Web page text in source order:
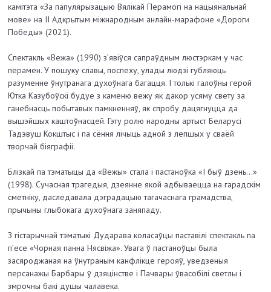
камітэта «За папулярызацыю Вялікай Перамогі на нацыянальнай
мове» на II Адкрытым міжнародным анлайн-марафоне «Дороги
Победы» (2021).
Спектакль «Вежа» (1990) з’явіўся сапраўдным люстэркам у час
перамен. У пошуку славы, поспеху, улады людзі губляюць
разуменне ўнутранага духоўнага багацця. І толькі галоўныгерой
Ютка Казубоўскі будуе з каменю вежу як дакор усяму свету за
ганебнасцьпобытавых памкненняў, як спробу дацягнуцца да
вышэйшых каштоўнасцей. Гэту ролю народны артыст Беларусі
Тадэвуш Кокштыс і па сёння лічыць адной з лепшых у сваёй
творчай біяграфіі.
Блізкай па тэматыцы да «Вежы» стала і пастаноўка «І быў дзень…»
(1998). Сучасная трагедыя, дзеянне якой адбываецца на гарадскім
сметніку, даследавала дэградацыю тагачаснага грамадства,
прычыны глыбокага духоўнага заняпаду.
З гістарычнай тэматыкі Дударава коласаўцы паставілі спектакль па
п’есе «Чорная панна Нясвіжа». Увага ў пастаноўцы была
засяроджаная на ўнутраным канфлікце герояў, уведзеныя
персанажы Барбары ў дзяцінстве і Пачвары ўвасобілі светлы і
змрочны бакі душы чалавека.